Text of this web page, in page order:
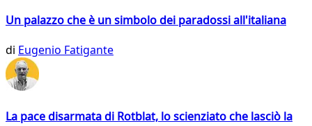
Un palazzo che è un simbolo dei paradossi all'italiana
di Eugenio Fatigante
La pace disarmata di Rotblat, lo scienziato che lasciò la